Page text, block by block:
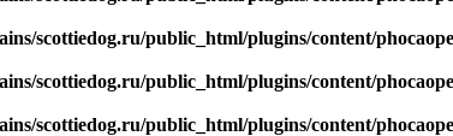
scottiedog.ru/public_html/plugins/content/
scottiedog.ru/public_html/plugins/content/
scottiedog.ru/public_html/plugins/content/